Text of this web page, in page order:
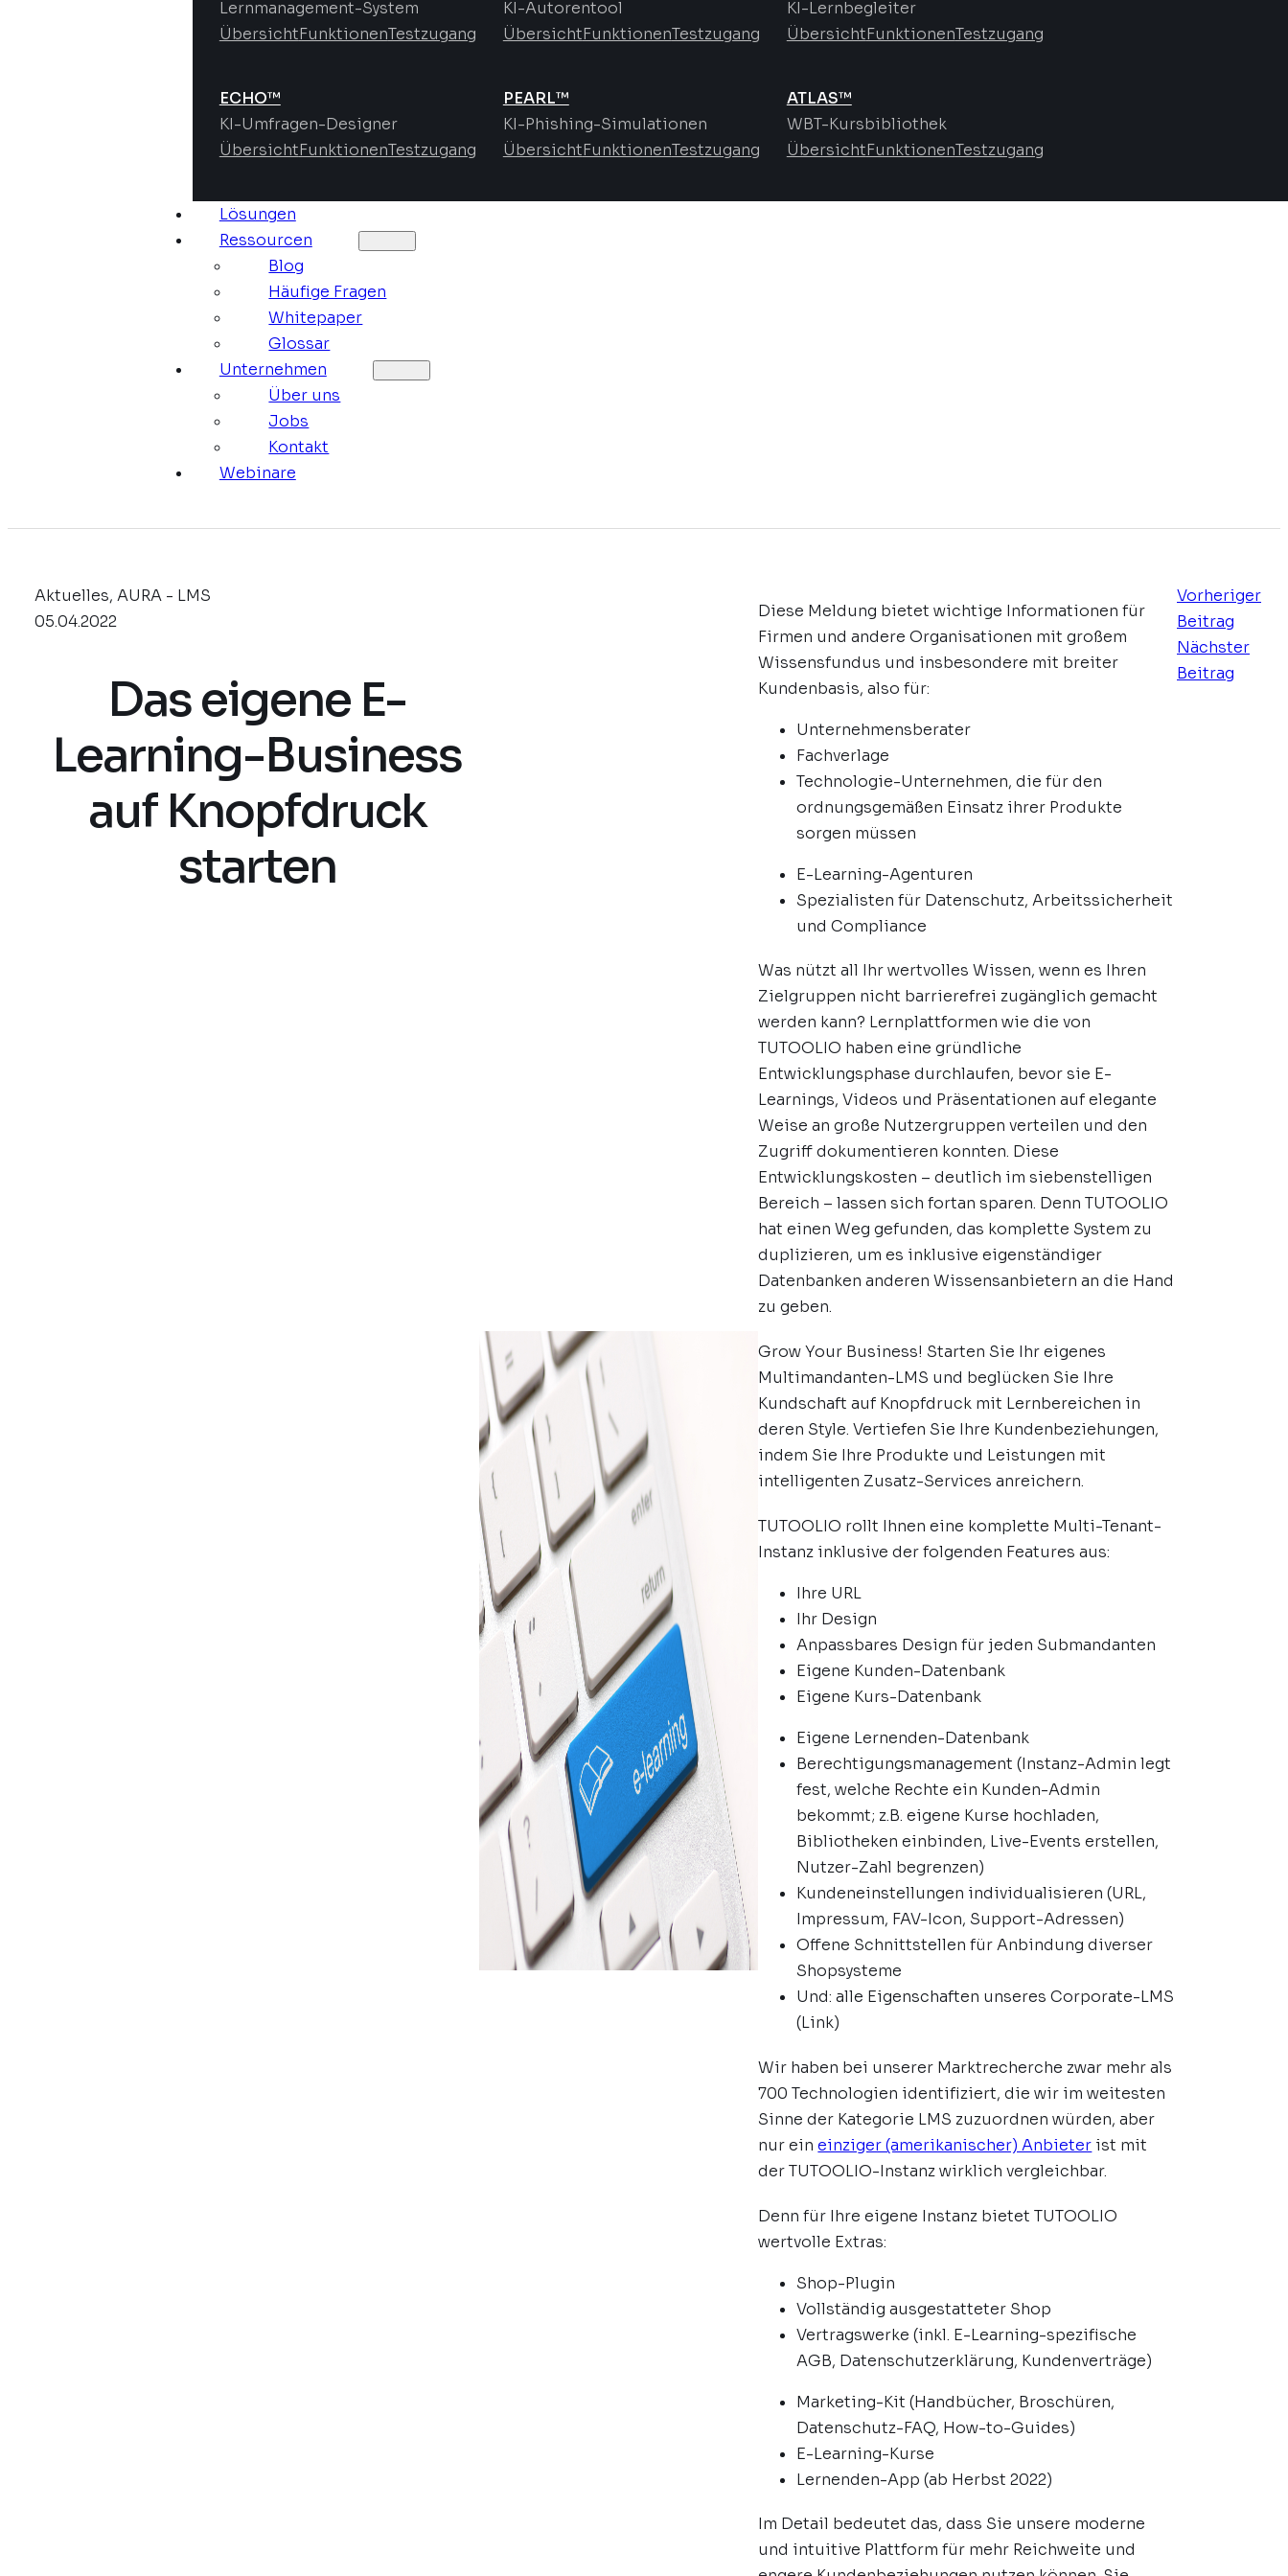
Lernmanagement-System
ÜbersichtFunktionenTestzugang
KI-Autorentool
ÜbersichtFunktionenTestzugang
KI-Lernbegleiter
ÜbersichtFunktionenTestzugang
ECHO™
KI-Umfragen-Designer
ÜbersichtFunktionenTestzugang
PEARL™
KI-Phishing-Simulationen
ÜbersichtFunktionenTestzugang
ATLAS™
WBT-Kursbibliothek
ÜbersichtFunktionenTestzugang
Lösungen
Ressourcen
Blog
Häufige Fragen
Whitepaper
Glossar
Unternehmen
Über uns
Jobs
Kontakt
Webinare
Aktuelles, AURA - LMS
05.04.2022
Das eigene E-
Learning-Business
auf Knopfdruck
starten
Diese Meldung bietet wichtige Informationen für
Firmen und andere Organisationen mit großem
Wissensfundus und insbesondere mit breiter
Kundenbasis, also für:
Unternehmensberater
Fachverlage
Technologie-Unternehmen, die für den
ordnungsgemäßen Einsatz ihrer Produkte
sorgen müssen
E-Learning-Agenturen
Spezialisten für Datenschutz, Arbeitssicherheit
und Compliance
Was nützt all Ihr wertvolles Wissen, wenn es Ihren
Zielgruppen nicht barrierefrei zugänglich gemacht
werden kann? Lernplattformen wie die von
TUTOOLIO haben eine gründliche
Entwicklungsphase durchlaufen, bevor sie E-
Learnings, Videos und Präsentationen auf elegante
Weise an große Nutzergruppen verteilen und den
Zugriff dokumentieren konnten. Diese
Entwicklungskosten – deutlich im siebenstelligen
Bereich – lassen sich fortan sparen. Denn TUTOOLIO
hat einen Weg gefunden, das komplette System zu
duplizieren, um es inklusive eigenständiger
Datenbanken anderen Wissensanbietern an die Hand
zu geben.
Grow Your Business! Starten Sie Ihr eigenes
Multimandanten-LMS und beglücken Sie Ihre
Kundschaft auf Knopfdruck mit Lernbereichen in
deren Style. Vertiefen Sie Ihre Kundenbeziehungen,
indem Sie Ihre Produkte und Leistungen mit
intelligenten Zusatz-Services anreichern.
TUTOOLIO rollt Ihnen eine komplette Multi-Tenant-
Instanz inklusive der folgenden Features aus:
Ihre URL
Ihr Design
Anpassbares Design für jeden Submandanten
Eigene Kunden-Datenbank
Eigene Kurs-Datenbank
Eigene Lernenden-Datenbank
Berechtigungsmanagement (Instanz-Admin legt
fest, welche Rechte ein Kunden-Admin
bekommt; z.B. eigene Kurse hochladen,
Bibliotheken einbinden, Live-Events erstellen,
Nutzer-Zahl begrenzen)
Kundeneinstellungen individualisieren (URL,
Impressum, FAV-Icon, Support-Adressen)
Offene Schnittstellen für Anbindung diverser
Shopsysteme
Und: alle Eigenschaften unseres Corporate-LMS
(Link)
Wir haben bei unserer Marktrecherche zwar mehr als
700 Technologien identifiziert, die wir im weitesten
Sinne der Kategorie LMS zuzuordnen würden, aber
nur eineinziger (amerikanischer) Anbieter ist mit
der TUTOOLIO-Instanz wirklich vergleichbar.
Denn für Ihre eigene Instanz bietet TUTOOLIO
wertvolle Extras:
Shop-Plugin
Vollständig ausgestatteter Shop
Vertragswerke (inkl. E-Learning-spezifische
AGB, Datenschutzerklärung, Kundenverträge)
Marketing-Kit (Handbücher, Broschüren,
Datenschutz-FAQ, How-to-Guides)
E-Learning-Kurse
Lernenden-App (ab Herbst 2022)
Im Detail bedeutet das, dass Sie unsere moderne
und intuitive Plattform für mehr Reichweite und
Vorheriger
Beitrag
Nächster
Beitrag